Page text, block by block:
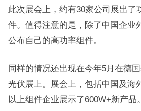
此次展会上，约有30家公司展出了
件。值得注意的是，除了中国企业
公布自己的高功率组件。
同样的情况还出现在今年5月在德
光伏展上。展会上，包括中国及海
以上组件企业展示了600W+新产品。